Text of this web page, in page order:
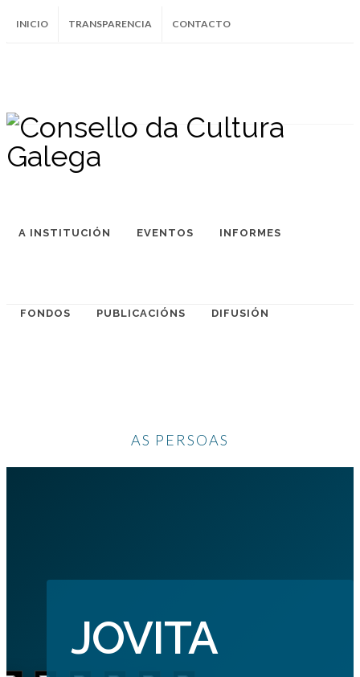
INICIO TRANSPARENCIA CONTACTO
InstagramFacebookTwitter Soundcloud
Youtube
A INSTITUCIÓN EVENTOS INFORMES
FONDOS PUBLICACIÓNS DIFUSIÓN
AS PERSOAS
JOVITA